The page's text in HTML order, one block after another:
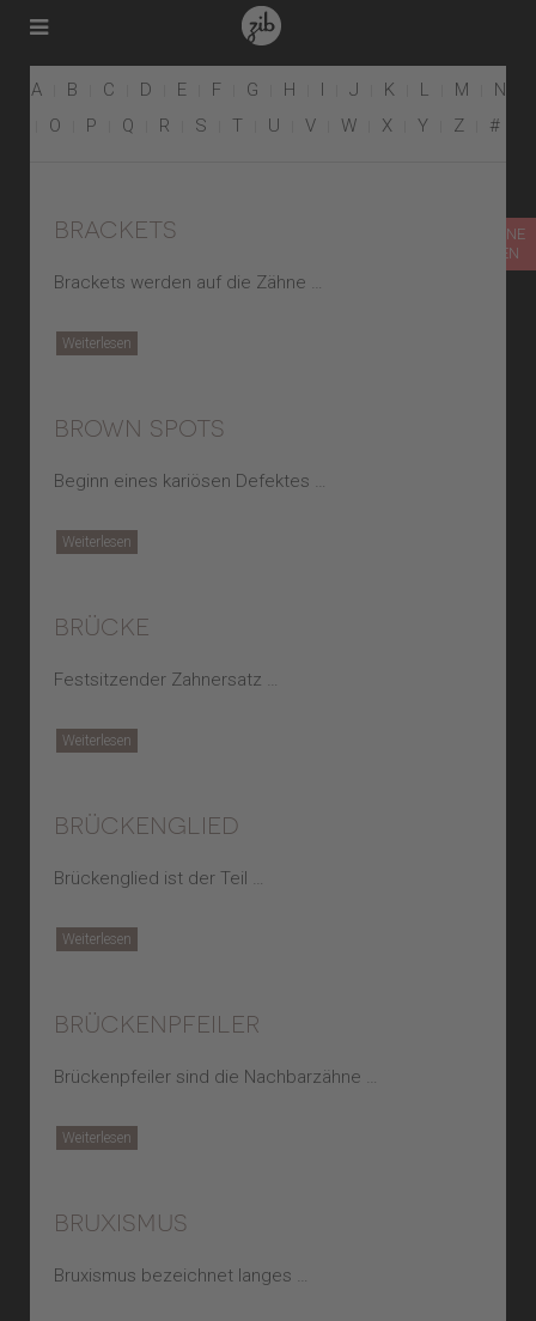
TERMIN ONLINE
VEREINBAREN
A B C D E F G H I J K L M
N
O
P Q R S T U V W X Y Z #
brackets
Brackets werden auf die Zähne …
Weiterlesen
brown spots
Beginn eines kariösen Defektes …
Weiterlesen
brücke
Festsitzender Zahnersatz …
Weiterlesen
brückenglied
Brückenglied ist der Teil …
Weiterlesen
brückenpfeiler
Brückenpfeiler sind die Nachbarzähne …
Weiterlesen
bruxismus
Bruxismus bezeichnet langes …